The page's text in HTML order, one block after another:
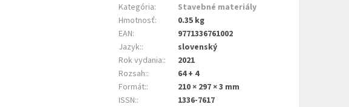
Kategória:
Stavebné materiály
Hmotnosť:
0.35 kg
EAN:
9771336761002
Jazyk::
slovenský
Rok vydania::
2021
Rozsah::
64 + 4
Formát::
210 × 297 × 3 mm
ISSN:: 1336-7617